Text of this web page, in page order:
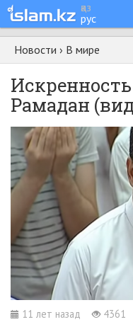
қаз
рус
Новости › В мире
Рамадан
11 лет назад 4361